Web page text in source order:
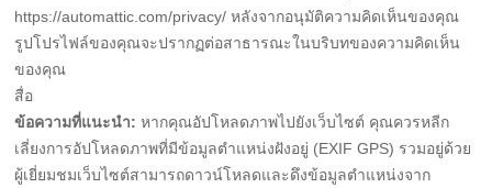
https://automattic.com/privacy/ หลังจากอนุมัติความคิดเห็นของคุณ
รูปโปรไฟล์ของคุณจะปรากฏต่อสาธารณะในบริบทของความคิดเห็น
ของคุณ
สื่อ
ข้อความที่แนะนำ:หากคุณอัปโหลดภาพไปยังเว็บไซต์ คุณควรหลีก
เลี่ยงการอัปโหลดภาพที่มีข้อมูลตำแหน่งฝังอยู่ (EXIF GPS) รวมอยู่ด้วย
ผู้เยี่ยมชมเว็บไซต์สามารถดาวน์โหลดและดึงข้อมูลตำแหน่งจาก